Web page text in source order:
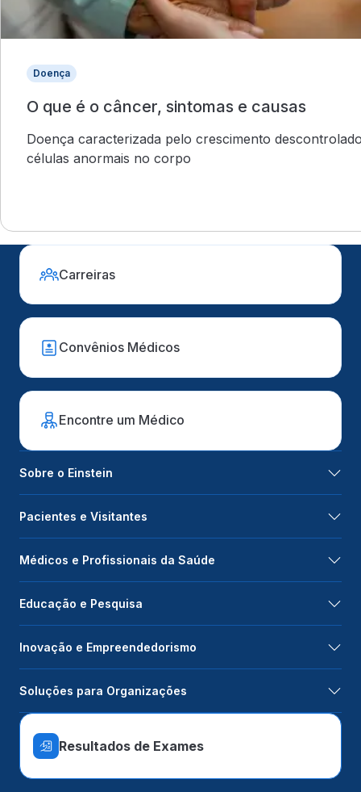
Doença
O que é o câncer, sintomas e causas
Doença caracterizada pelo crescimento
células anormais no corpo
Carreiras
Convênios Médicos
Encontre um Médico
Sobre o Einstein
Pacientes e Visitantes
Médicos e Profissionais da Saúde
Educação e Pesquisa
Inovação e Empreendedorismo
Soluções para Organizações
Resultados de Exames